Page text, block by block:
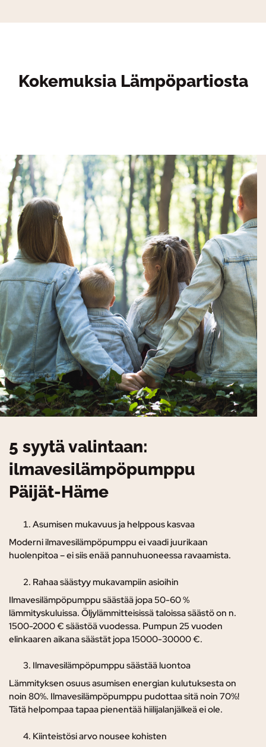
Kokemuksia Lämpöpartiosta
5 syytä valintaan:
ilmavesilämpöpumppu
Päijät-Häme
Asumisen mukavuus ja helppous kasvaa
Moderni ilmavesilämpöpumppu ei vaadi juurikaan
huolenpitoa – ei siis enää pannuhuoneessa ravaamista.
Rahaa säästyy mukavampiin asioihin
Ilmavesilämpöpumppu säästää jopa 50-60 %
lämmityskuluissa. Öljylämmitteisissä taloissa säästö on n.
1500-2000 € säästöä vuodessa. Pumpun 25 vuoden
elinkaaren aikana säästät jopa 15000-30000 €.
Ilmavesilämpöpumppu säästää luontoa
Lämmityksen osuus asumisen energian kulutuksesta on
noin 80%. Ilmavesilämpöpumppu pudottaa sitä noin 70%!
Tätä helpompaa tapaa pienentää hiilijalanjälkeä ei ole.
Kiinteistösi arvo nousee kohisten